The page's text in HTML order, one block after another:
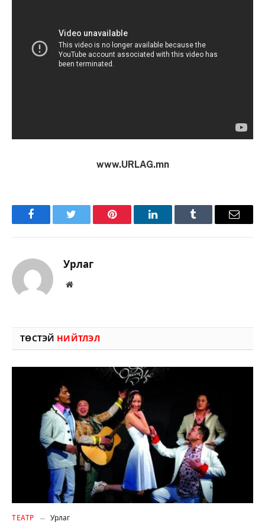
www.URLAG.mn
FacebookTwitter Pinterest LinkedInTumblr Имэйл
Урлаг
Вэбсайт
ТӨСТЭЙ НИЙТЛЭЛ
ТЕАТР Урлаг